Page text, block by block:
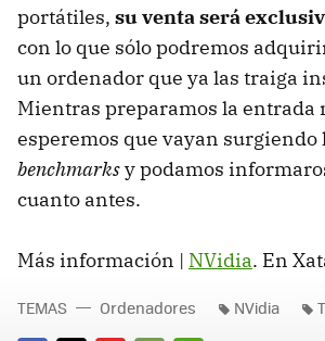
portátiles, su venta será
con lo que sólo podremos
un ordenador que ya las traiga
Mientras preparamos la entrada
esperemos que vayan surgiendo
benchmarksy podamos
cuanto antes.
Más información | NVidia. En
TEMAS Ordenadores NVidia